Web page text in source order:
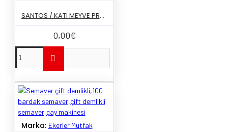
SANTOS / KATI MEYVE PRESI
0,00€
Marka: Ekerler Mutfak